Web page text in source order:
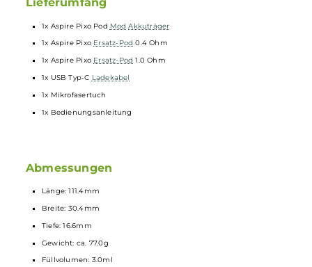
Schutzschaltungen
Magnetisch sichere Pod-Fixierung
Kompatibel zu den speziellen Pixo Pods mit integrierten Mesh
Coils und Widerständen von 0.4, 0.6, 1.0 und 1.2 Ohm
Klar-transparentes Pod-Design aus PCTG
3.0ml Tankvolumen
Side-Fill mit Silikonverschluss
Langlebigkeit
0.4 Ohm und 1.0 Ohm Pixo Pod im Lieferumfang enthalten
Lieferumfang